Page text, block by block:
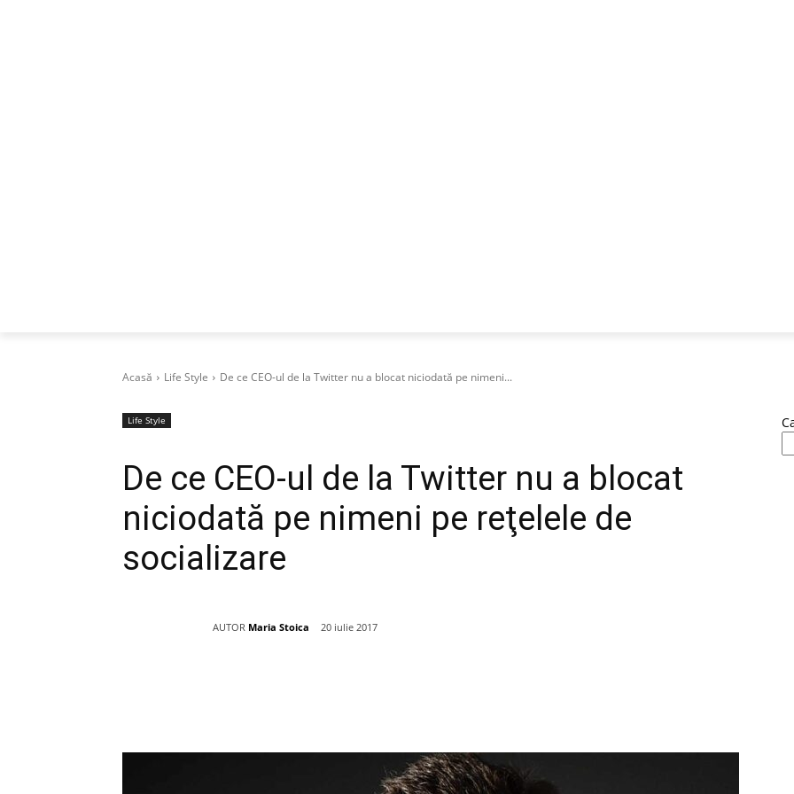
Acasă Life Style De ce CEO-ul de la Twitter nu a blocat niciodată pe nimeni...
Life Style
De ce CEO-ul de la Twitter nu a blocat
niciodată pe nimeni pe reţelele de
socializare
AUTOR Maria Stoica 20 iulie 2017